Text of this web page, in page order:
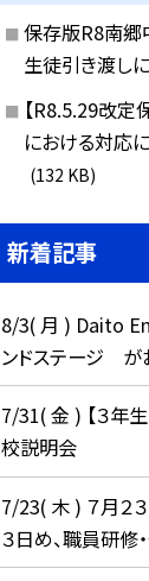
保存版R8南
生徒引き渡し
【R8.5.29改定
における対応
(132 KB)
新着記事
8/3( 月 ) Daito
ンドステージ が
7/31( 金 ) 【３年
校説明会
7/23( 木 ) ７月
３日め、職員研修